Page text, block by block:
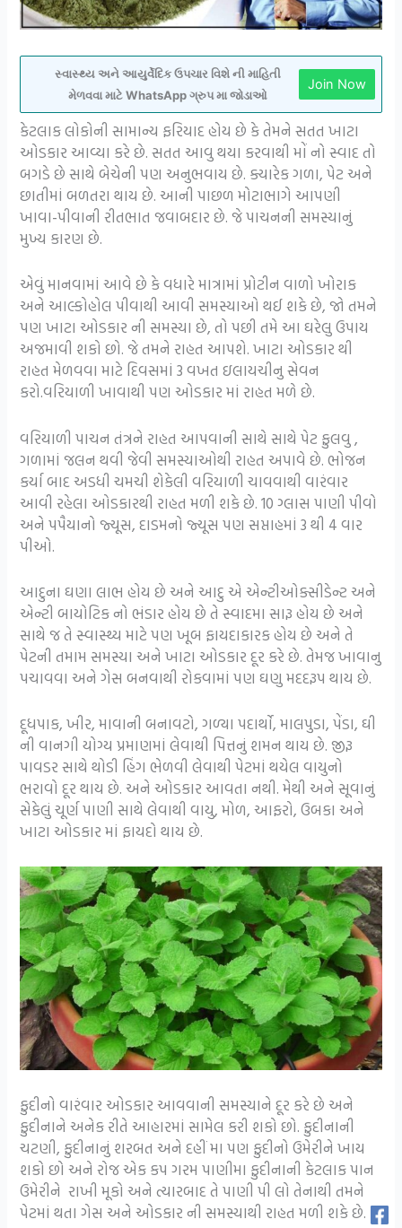
સ્વાસ્થ્ય અને આયુર્વેદિક ઉપચાર વિશે ની માહિતી
મેળવવા માટે WhatsApp ગ્રુપ મા જોડાઓ
Join Now
કેટલાક લોકોની સામાન્ય ફરિયાદ હોય છે કે તેમને સતત ખાટા
ઓડકાર આવ્યા કરે છે. સતત આવુ થયા કરવાથી મોં નો સ્વાદ તો
બગડે છે સાથે બેચેની પણ અનુભવાય છે. ક્યારેક ગળા, પેટ અને
છાતીમાં બળતરા થાય છે. આની પાછળ મોટાભાગે આપણી
ખાવા-પીવાની રીતભાત જવાબદાર છે. જે પાચનની સમસ્યાનું
મુખ્ય કારણ છે.
એવું માનવામાં આવે છે કે વધારે માત્રામાં પ્રોટીન વાળો ખોરાક
અને આલ્કોહોલ પીવાથી આવી સમસ્યાઓ થઈ શકે છે, જો તમને
પણ ખાટા ઓડકાર ની સમસ્યા છે, તો પછી તમે આ ઘરેલુ ઉપાય
અજમાવી શકો છો. જે તમને રાહત આપશે. ખાટા ઓડકાર થી
રાહત મેળવવા માટે દિવસમાં 3 વખત ઇલાયચીનુ સેવન
કરો.વરિયાળી ખાવાથી પણ ઓડકાર માં રાહત મળે છે.
વરિયાળી પાચન તંત્રને રાહત આપવાની સાથે સાથે પેટ ફુલવુ ,
ગળામાં જલન થવી જેવી સમસ્યાઓથી રાહત અપાવે છે. ભોજન
કર્યા બાદ અડધી ચમચી શેકેલી વરિયાળી ચાવવાથી વારંવાર
આવી રહેલા ઓડકારથી રાહત મળી શકે છે. 10 ગ્લાસ પાણી પીવો
અને પપૈયાનો જ્યૂસ, દાડમનો જ્યૂસ પણ સપ્તાહમાં 3 થી 4 વાર
પીઓ.
આદુના ઘણા લાભ હોય છે અને આદુ એ એન્ટીઓક્સીડેન્ટ અને
એન્ટી બાયોટિક નો ભંડાર હોય છે તે સ્વાદમા સારૂ હોય છે અને
સાથે જ તે સ્વાસ્થ્ય માટે પણ ખૂબ ફાયદાકારક હોય છે અને તે
પેટની તમામ સમસ્યા અને ખાટા ઓડકાર દૂર કરે છે. તેમજ ખાવાનુ
પચાવવા અને ગેસ બનવાથી રોકવામાં પણ ઘણુ મદદરૂપ થાય છે.
દૂધપાક, ખીર, માવાની બનાવટો, ગળ્યા પદાર્થો, માલપુડા, પેંડા, ઘી
ની વાનગી યોગ્ય પ્રમાણમાં લેવાથી પિત્તનું શમન થાય છે. જીરૂ
પાવડર સાથે થોડી હિંગ ભેળવી લેવાથી પેટમાં થયેલ વાયુનો
ભરાવો દૂર થાય છે. અને ઓડકાર આવતા નથી. મેથી અને સૂવાનું
સેકેલું ચૂર્ણ પાણી સાથે લેવાથી વાયુ, મોળ, આફરો, ઉબકા અને
ખાટા ઓડકાર માં ફાયદો થાય છે.
ફુદીનો વારંવાર ઓડકાર આવવાની સમસ્યાને દૂર કરે છે અને
ફુદીનાને અનેક રીતે આહારમાં સામેલ કરી શકો છો. ફુદીનાની
ચટણી, ફુદીનાનું શરબત અને દહીં મા પણ ફુદીનો ઉમેરીને ખાય
શકો છો અને રોજ એક કપ ગરમ પાણીમા ફુદીનાની કેટલાક પાન
ઉમેરીને રાખી મૂકો અને ત્યારબાદ તે પાણી પી લો તેનાથી તમને
પેટમાં થતા ગેસ અને ઓડકાર ની સમસ્યાથી રાહત મળી શકે છે.